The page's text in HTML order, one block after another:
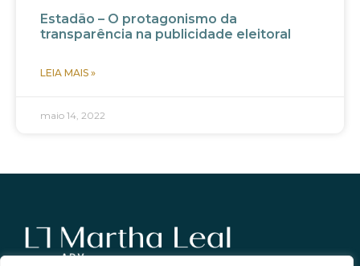
Estadão – O protagonismo da
transparência na publicidade eleitoral
LEIA MAIS »
maio 14, 2022